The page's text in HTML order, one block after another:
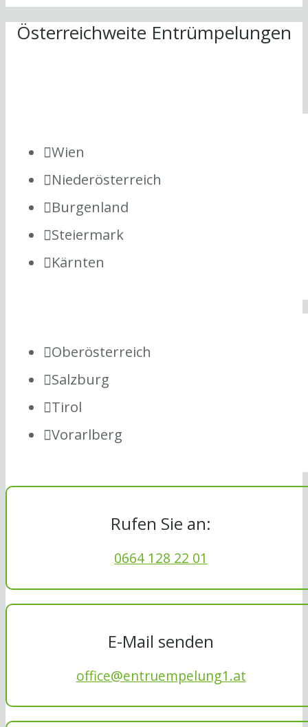
Österreichweite Entrümpelungen
Wien
Niederösterreich
Burgenland
Steiermark
Kärnten
Oberösterreich
Salzburg
Tirol
Vorarlberg
Rufen Sie an:
0664 128 22 01
E-Mail senden
office@entruempelung1.at